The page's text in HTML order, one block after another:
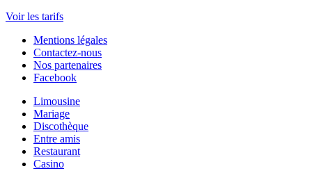
Voir les tarifs
Mentions légales
Contactez-nous
Nos partenaires
Facebook
Limousine
Mariage
Discothèque
Entre amis
Restaurant
Casino